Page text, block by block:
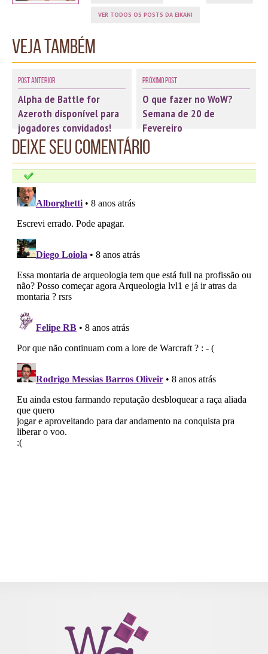
VER TODOS OS POSTS DA EIKANI
Veja também
Post Anterior
Alpha de Battle for
Azeroth disponível para
jogadores convidados!
Próximo Post
O que fazer no WoW?
Semana de 20 de
Fevereiro
Deixe seu comentário